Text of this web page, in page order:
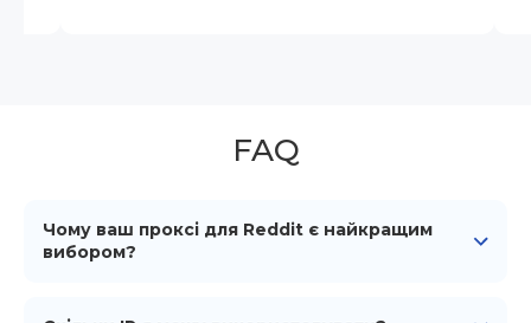
FAQ
Чому ваш проксі для Reddit є найкращим
вибором?
завдяки зручності та простоті використання у